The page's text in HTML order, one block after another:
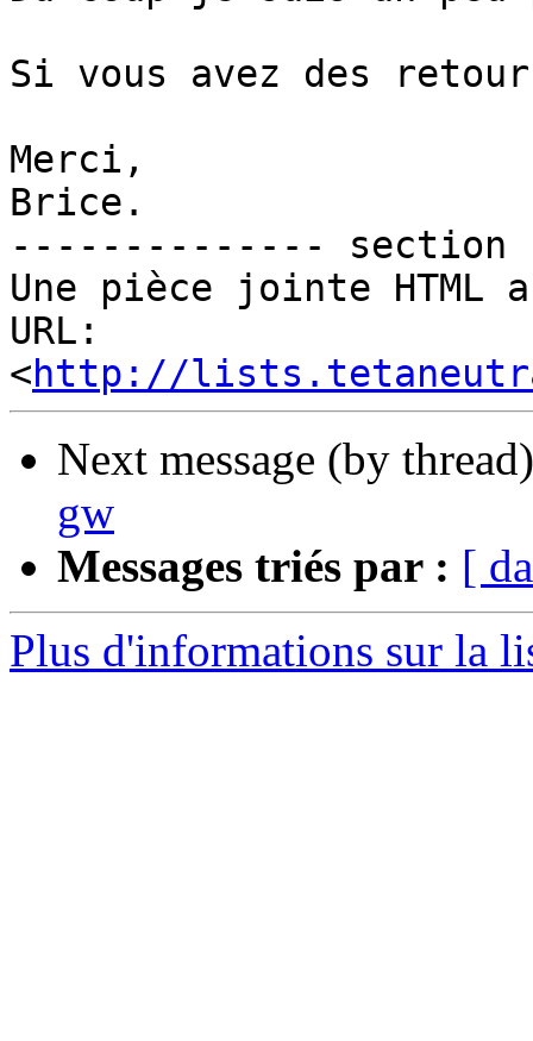
Si vous avez des
Merci,
Brice.
-------------- section
Une pièce jointe
URL:
<http://
Next message (by
gw
Messages triés par : [
Plus d'informations sur la